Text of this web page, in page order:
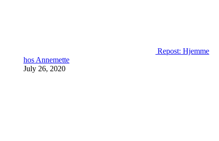
Repost: Hjemme
hos Annemette
July 26, 2020